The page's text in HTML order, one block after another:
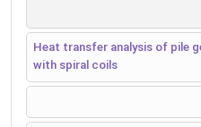
Heat transfer analysis of pile
with spiral coils